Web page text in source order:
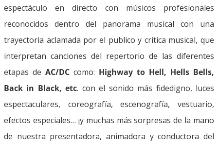
espectáculo en directo con músicos profesionales
reconocidos dentro del panorama musical con una
trayectoria aclamada por el publico y critica musical, que
interpretan canciones del repertorio de las diferentes
etapas de AC/DC como: Highway to Hell, Hells Bells,
Back in Black, etc. con el sonido más fidedigno, luces
espectaculares, coreografía, escenografía, vestuario,
efectos especiales… ¡y muchas más sorpresas de la mano
de nuestra presentadora, animadora y conductora del